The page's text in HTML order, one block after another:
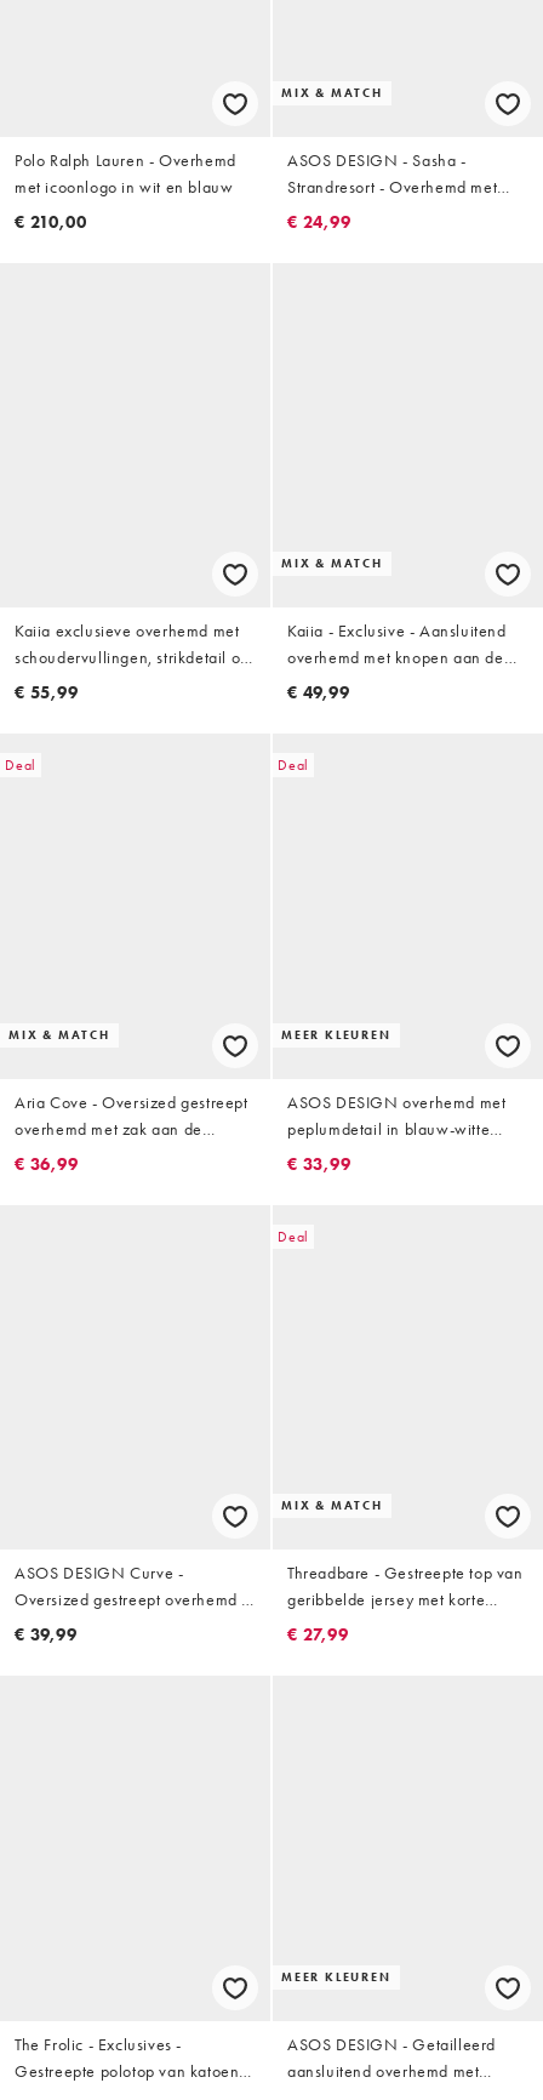
Polo Ralph Lauren - Overhemd
met icoonlogo in wit en blauw
€ 210,00
MIX & MATCH
ASOS DESIGN - Sasha -
Strandresort - Overhemd met
stiksels en strepen met wassing,
€ 24,99
Kaiia exclusieve overhemd met
schoudervullingen, strikdetail op
de rug en strepen in
€ 55,99
MIX & MATCH
Kaiia - Exclusive - Aansluitend
overhemd met knopen aan de
voorkant in antracietgrijs met
€ 49,99
Deal
MIX & MATCH
Aria Cove - Oversized gestreept
overhemd met zak aan de
voorkant en brede manchetten in
€ 36,99
Deal
MEER KLEUREN
ASOS DESIGN overhemd met
peplumdetail in blauw-witte
strepen
€ 33,99
ASOS DESIGN Curve -
Oversized gestreept overhemd in
blauw
€ 39,99
Deal
MIX & MATCH
Threadbare - Gestreepte top van
geribbelde jersey met korte
mouwen in bruin en ecru, deel
€ 27,99
The Frolic - Exclusives -
Gestreepte polotop van katoen
MEER KLEUREN
ASOS DESIGN - Getailleerd
aansluitend overhemd met